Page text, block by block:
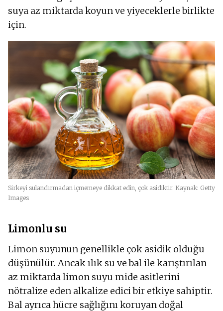
suya az miktarda koyun ve yiyeceklerle birlikte
için.
Sirkeyi sulandırmadan içmemeye dikkat edin, çok asidiktir. Kaynak: Getty
Images
Limonlu su
Limon suyunun genellikle çok asidik olduğu
düşünülür. Ancak ılık su ve bal ile karıştırılan
az miktarda limon suyu mide asitlerini
nötralize eden alkalize edici bir etkiye sahiptir.
Bal ayrıca hücre sağlığını koruyan doğal